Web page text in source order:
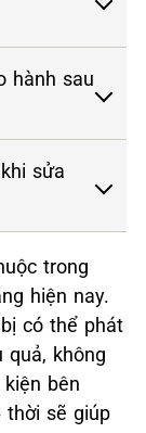
hành sau
sửa
trong
hiện nay.
có thể phát
quả, không
bên
thời sẽ giúp